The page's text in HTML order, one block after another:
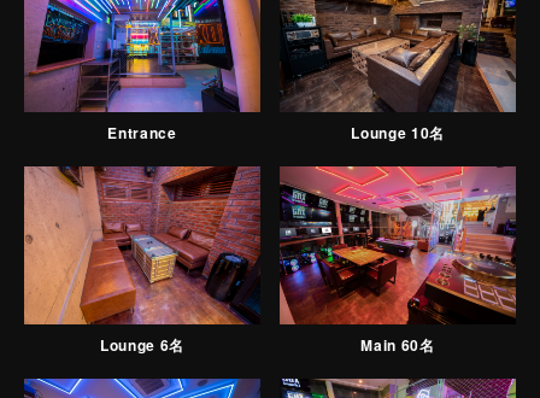
Entrance Lounge 10名
Lounge 6名 Main 60名